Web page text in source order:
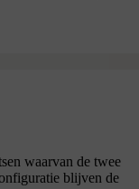
waarvan de twee
blijven de